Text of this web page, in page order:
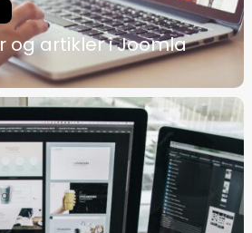
og artikler i Joomla